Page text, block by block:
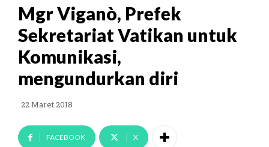
Mgr Viganò, Prefek
Sekretariat Vatikan untuk
Komunikasi,
mengundurkan diri
22 Maret 2018
FACEBOOK X